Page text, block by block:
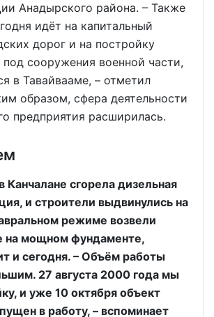
Анадырского района. – Также
идёт на капитальный
дорог и на постройку
сооружения военной части,
в Тавайвааме, – отметил
образом, сфера деятельности
предприятия расширилась.
Канчалане сгорела дизельная
и строители выдвинулись на
режиме возвели
на мощном фундаменте,
и сегодня. – Объём работы
27 августа 2000 года мы
и уже 10 октября объект
в работу, – вспоминает